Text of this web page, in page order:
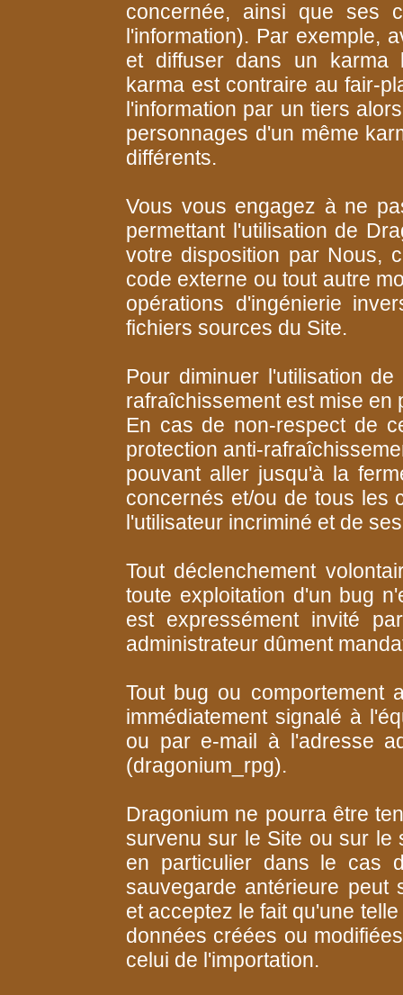
concernée, ainsi que ses
l'information). Par exemple,
et diffuser dans un karma
karma est contraire au fair-
l'information par un tiers
personnages d'un même
différents.
Vous vous engagez à ne
permettant l'utilisation de
votre disposition par Nous,
code externe ou tout autre
opérations d'ingénierie
fichiers sources du Site.
Pour diminuer l'utilisation
rafraîchissement est mise en
En cas de non-respect de
protection anti-
pouvant aller jusqu'à la
concernés et/ou de tous les
l'utilisateur incriminé et de
Tout déclenchement
toute exploitation d'un bug
est expressément invité
administrateur dûment
Tout bug ou comportement
immédiatement signalé à
ou par e-mail à l'adresse
(dragonium_rpg).
Dragonium ne pourra être
survenu sur le Site ou sur le
en particulier dans le cas
sauvegarde antérieure peut
et acceptez le fait qu'une
données créées ou
celui de l'importation.